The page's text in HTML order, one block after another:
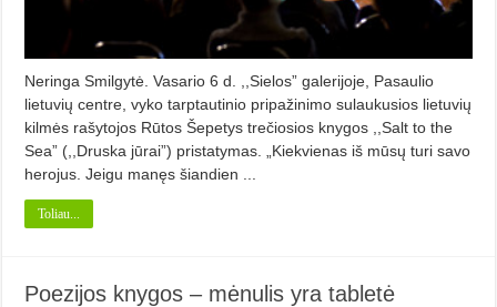
Neringa Smilgytė. Vasario 6 d. ,,Sielos” galerijoje, Pasaulio
lietuvių centre, vyko tarptautinio pripažinimo sulaukusios lietuvių
kilmės rašytojos Rūtos Šepetys trečiosios knygos ,,Salt to the
Sea” (,,Druska jūrai”) pristatymas. „Kiekvienas iš mūsų turi savo
herojus. Jeigu manęs šiandien ...
Toliau...
Poezijos knygos – mėnulis yra tabletė